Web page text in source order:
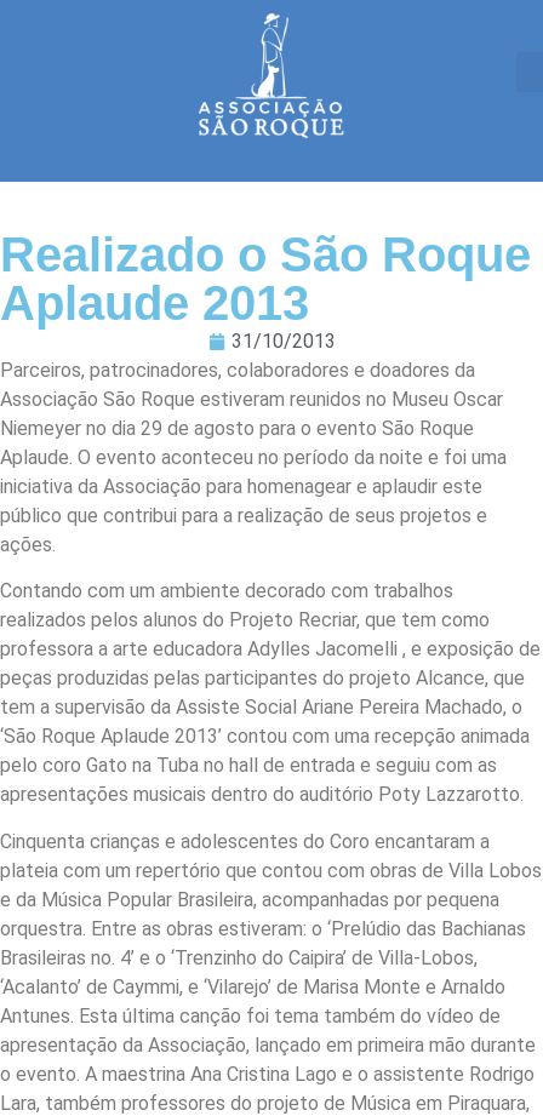
Realizado o São Roque
Aplaude 2013
31/10/2013
Parceiros, patrocinadores, colaboradores e doadores da
Associação São Roque estiveram reunidos no Museu Oscar
Niemeyer no dia 29 de agosto para o evento São Roque
Aplaude. O evento aconteceu no período da noite e foi uma
iniciativa da Associação para homenagear e aplaudir este
público que contribui para a realização de seus projetos e
ações.
Contando com um ambiente decorado com trabalhos
realizados pelos alunos do Projeto Recriar, que tem como
professora a arte educadora Adylles Jacomelli , e exposição de
peças produzidas pelas participantes do projeto Alcance, que
tem a supervisão da Assiste Social Ariane Pereira Machado, o
‘São Roque Aplaude 2013’ contou com uma recepção animada
pelo coro Gato na Tuba no hall de entrada e seguiu com as
apresentações musicais dentro do auditório Poty Lazzarotto.
Cinquenta crianças e adolescentes do Coro encantaram a
plateia com um repertório que contou com obras de Villa Lobos
e da Música Popular Brasileira, acompanhadas por pequena
orquestra. Entre as obras estiveram: o ‘Prelúdio das Bachianas
Brasileiras no. 4’ e o ‘Trenzinho do Caipira’ de Villa-Lobos,
‘Acalanto’ de Caymmi, e ‘Vilarejo’ de Marisa Monte e Arnaldo
Antunes. Esta última canção foi tema também do vídeo de
apresentação da Associação, lançado em primeira mão durante
o evento. A maestrina Ana Cristina Lago e o assistente Rodrigo
Lara, também professores do projeto de Música em Piraquara,